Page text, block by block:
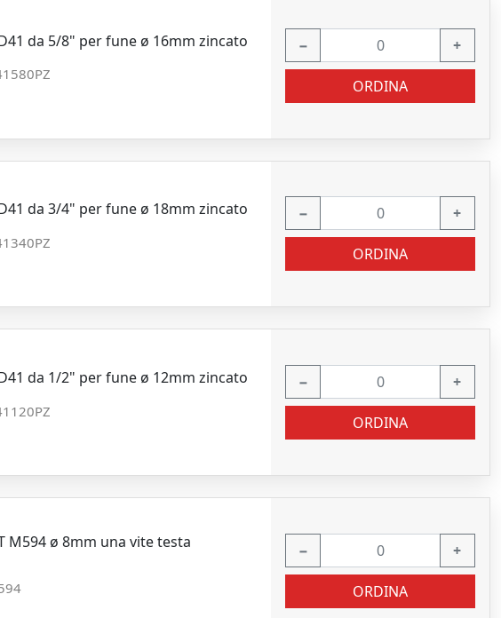
da 5/8" per fune ø 16mm zincato − +
ORDINA
da 3/4" per fune ø 18mm zincato − +
ORDINA
da 1/2" per fune ø 12mm zincato − +
ORDINA
M594 ø 8mm una vite testa
− +
ORDINA